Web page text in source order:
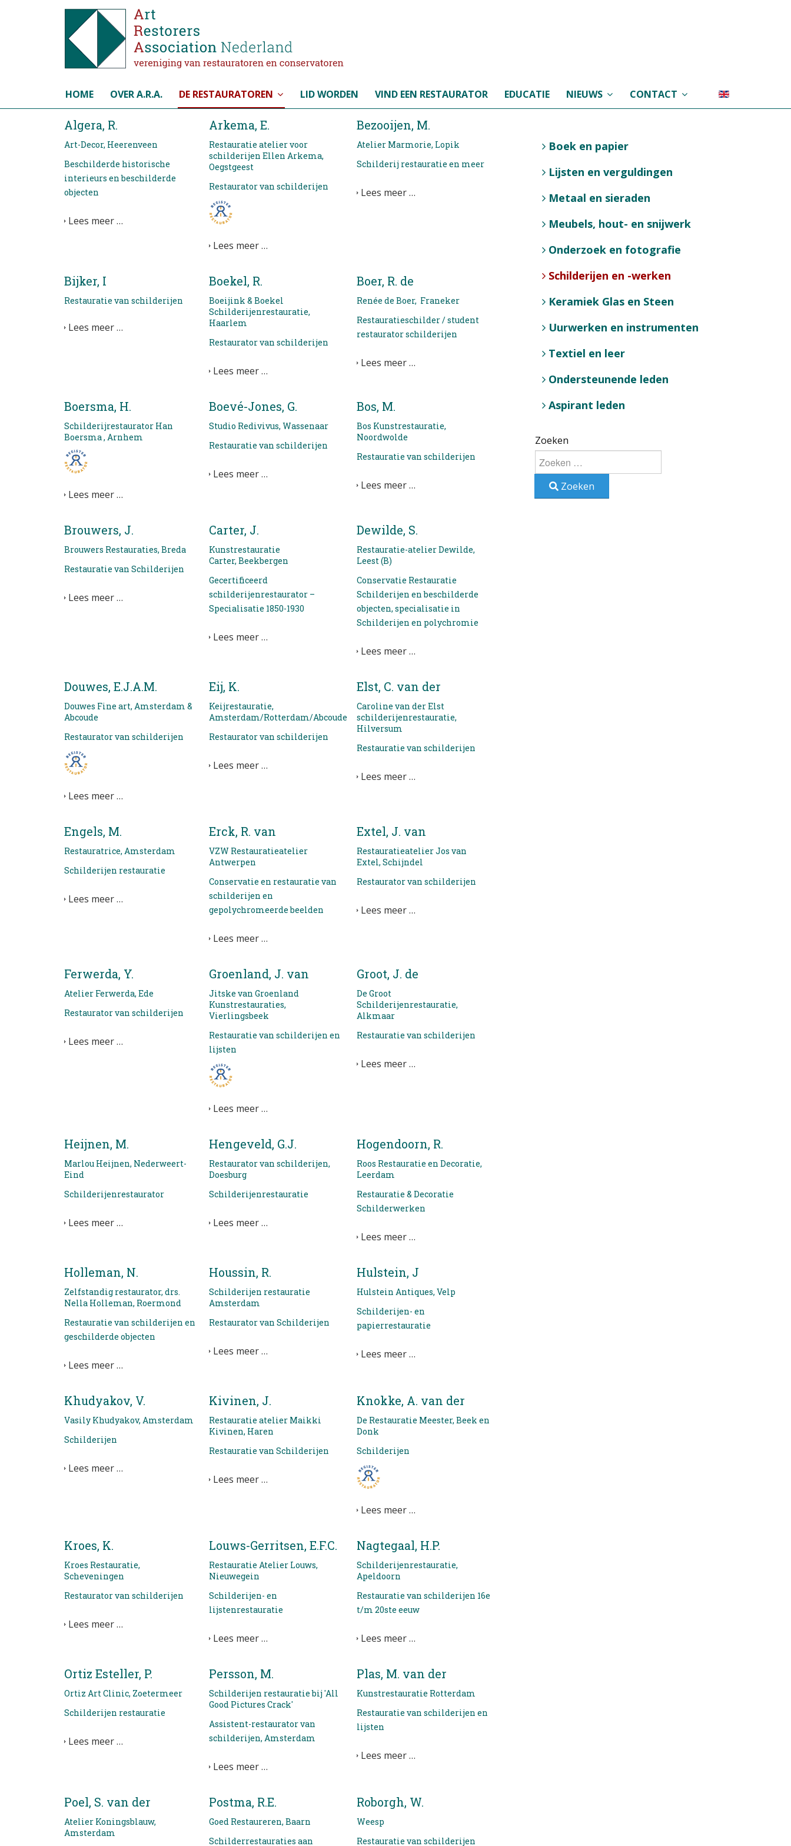
HOME OVER A.R.A. DE RESTAURATOREN LID WORDEN VIND EEN RESTAURATOR EDUCATIE NIEUWS CONTACT
Selecteer de taal
Algera, R.
Art-Decor, Heerenveen
Beschilderde historische
interieurs en beschilderde
objecten
Lees meer …
Arkema, E.
Restauratie atelier voor
schilderijen Ellen Arkema,
Oegstgeest
Restaurator van schilderijen
Lees meer …
Bezooijen, M.
Atelier Marmorie, Lopik
Schilderij restauratie en meer
Lees meer …
Bijker, I
Restauratie van schilderijen
Lees meer …
Boekel, R.
Boeijink & Boekel
Schilderijenrestauratie,
Haarlem
Restaurator van schilderijen
Lees meer …
Boer, R. de
Renée de Boer, Franeker
Restauratieschilder / student
restaurator schilderijen
Lees meer …
Boersma, H.
Schilderijrestaurator Han
Boersma , Arnhem
Lees meer …
Boevé-Jones, G.
Studio Redivivus, Wassenaar
Restauratie van schilderijen
Lees meer …
Bos, M.
Bos Kunstrestauratie,
Noordwolde
Restauratie van schilderijen
Lees meer …
Brouwers, J.
Brouwers Restauraties, Breda
Restauratie van Schilderijen
Lees meer …
Carter, J.
Kunstrestauratie
Carter, Beekbergen
Gecertificeerd
schilderijenrestaurator –
Specialisatie 1850-1930
Lees meer …
Dewilde, S.
Restauratie-atelier Dewilde,
Leest (B)
Conservatie Restauratie
Schilderijen en beschilderde
objecten, specialisatie in
Schilderijen en polychromie
Lees meer …
Douwes, E.J.A.M.
Douwes Fine art, Amsterdam &
Abcoude
Restaurator van schilderijen
Lees meer …
Eij, K.
Keijrestauratie,
Amsterdam/Rotterdam/Abcoude
Restaurator van schilderijen
Lees meer …
Elst, C. van der
Caroline van der Elst
schilderijenrestauratie,
Hilversum
Restauratie van schilderijen
Lees meer …
Engels, M.
Restauratrice, Amsterdam
Schilderijen restauratie
Lees meer …
Erck, R. van
VZW Restauratieatelier
Antwerpen
Conservatie en restauratie van
schilderijen en
gepolychromeerde beelden
Lees meer …
Extel, J. van
Restauratieatelier Jos van
Extel, Schijndel
Restaurator van schilderijen
Lees meer …
Ferwerda, Y.
Atelier Ferwerda, Ede
Restaurator van schilderijen
Lees meer …
Groenland, J. van
Jitske van Groenland
Kunstrestauraties,
Vierlingsbeek
Restauratie van schilderijen en
lijsten
Lees meer …
Groot, J. de
De Groot
Schilderijenrestauratie,
Alkmaar
Restauratie van schilderijen
Lees meer …
Heijnen, M.
Marlou Heijnen, Nederweert-
Eind
Schilderijenrestaurator
Lees meer …
Hengeveld, G.J.
Restaurator van schilderijen,
Doesburg
Schilderijenrestauratie
Lees meer …
Hogendoorn, R.
Roos Restauratie en Decoratie,
Leerdam
Restauratie & Decoratie
Schilderwerken
Lees meer …
Holleman, N.
Zelfstandig restaurator, drs.
Nella Holleman, Roermond
Restauratie van schilderijen en
geschilderde objecten
Lees meer …
Houssin, R.
Schilderijen restauratie
Amsterdam
Restaurator van Schilderijen
Lees meer …
Hulstein, J
Hulstein Antiques, Velp
Schilderijen- en
papierrestauratie
Lees meer …
Khudyakov, V.
Vasily Khudyakov, Amsterdam
Schilderijen
Lees meer …
Kivinen, J.
Restauratie atelier Maikki
Kivinen, Haren
Restauratie van Schilderijen
Lees meer …
Knokke, A. van der
De Restauratie Meester, Beek en
Donk
Schilderijen
Lees meer …
Kroes, K.
Kroes Restauratie,
Scheveningen
Restaurator van schilderijen
Lees meer …
Louws-Gerritsen, E.F.C.
Restauratie Atelier Louws,
Nieuwegein
Schilderijen- en
lijstenrestauratie
Lees meer …
Nagtegaal, H.P.
Schilderijenrestauratie,
Apeldoorn
Restauratie van schilderijen 16e
t/m 20ste eeuw
Lees meer …
Ortiz Esteller, P.
Ortiz Art Clinic, Zoetermeer
Schilderijen restauratie
Lees meer …
Persson, M.
Schilderijen restauratie bij 'All
Good Pictures Crack'
Assistent-restaurator van
schilderijen, Amsterdam
Lees meer …
Plas, M. van der
Kunstrestauratie Rotterdam
Restauratie van schilderijen en
lijsten
Lees meer …
Poel, S. van der
Atelier Koningsblauw,
Amsterdam
Postma, R.E.
Goed Restaureren, Baarn
Schilderrestauraties aan
Roborgh, W.
Weesp
Restauratie van schilderijen
Boek en papier
Lijsten en verguldingen
Metaal en sieraden
Meubels, hout- en snijwerk
Onderzoek en fotografie
Schilderijen en -werken
Keramiek Glas en Steen
Uurwerken en instrumenten
Textiel en leer
Ondersteunende leden
Aspirant leden
Zoeken
Zoeken